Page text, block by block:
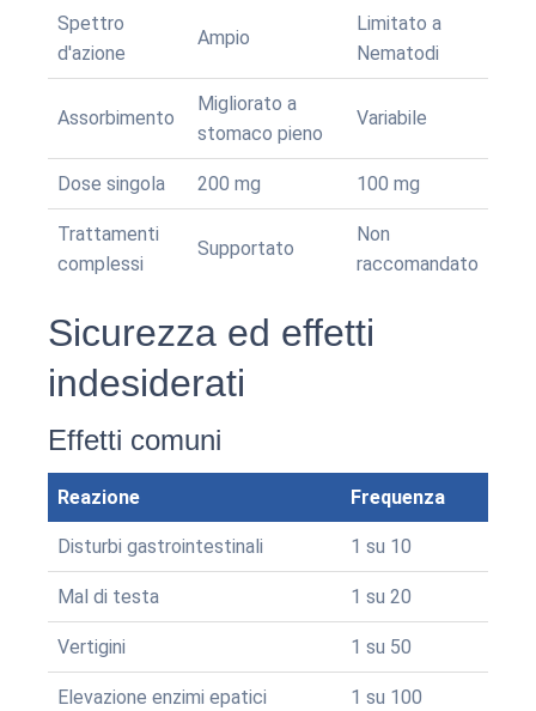
Spettro
d'azione
Ampio
Limitato a
Nematodi
Assorbimento
Migliorato a
stomaco pieno
Variabile
Dose singola 200 mg 100 mg
Trattamenti
complessi
Supportato
Non
raccomandato
Sicurezza ed effetti
indesiderati
Effetti comuni
Reazione Frequenza
Disturbi gastrointestinali 1 su 10
Mal di testa 1 su 20
Vertigini 1 su 50
Elevazione enzimi epatici 1 su 100